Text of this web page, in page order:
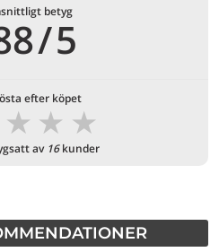
betyg
/5
efter köpet
★
★
★
av 16kunder